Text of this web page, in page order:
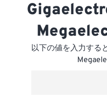
以下の値を入力する